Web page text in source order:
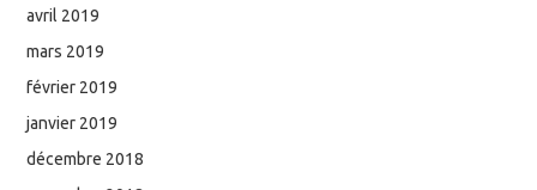
avril 2019
mars 2019
février 2019
janvier 2019
décembre 2018